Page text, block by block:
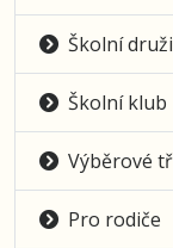
Školní
Školní klub
Výběrové
Pro rodiče